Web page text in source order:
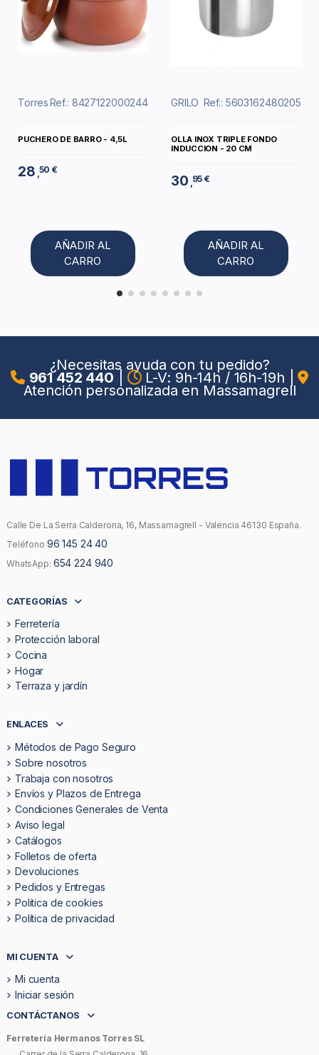
TorresRef.: 8427122000244
PUCHERO DE BARRO - 4,5L
28 ,50 €
AÑADIR AL
CARRO
GRILO Ref.: 5603162480205
OLLA INOX TRIPLE FONDO
INDUCCION - 20 CM
30 95 €
AÑADIR AL
CARRO
¿Necesitas ayuda con tu pedido?
961 452 440 L-V: 9h-14h / 16h-19h
Atención personalizada en Massamagrell
Calle De La Serra Calderona, 16, Massamagrell - Valencia 46130 España.
Teléfono 96 145 24 40
WhatsApp: 654 224 940
CATEGORÍAS
Ferretería
Protección laboral
Cocina
Hogar
Terraza y jardín
ENLACES
Métodos de Pago Seguro
Sobre nosotros
Trabaja con nosotros
Envíos y Plazos de Entrega
Condiciones Generales de Venta
Aviso legal
Catálogos
Folletos de oferta
Devoluciones
Pedidos y Entregas
Politica de cookies
Política de privacidad
MI CUENTA
Mi cuenta
Iniciar sesión
CONTÁCTANOS
Ferretería Hermanos Torres SL